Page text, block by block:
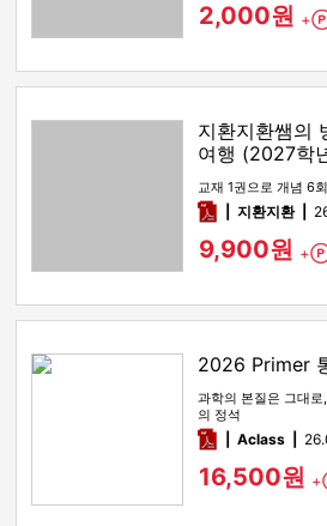
2,000원 +
지환지환쌤의
여행 (2027학
교재 1권으로 개념 6
pdf지환지환
9,900원 +
2026 Primer
과학의 본질은 그대
의 정석
pdfAclass
16,500원 +